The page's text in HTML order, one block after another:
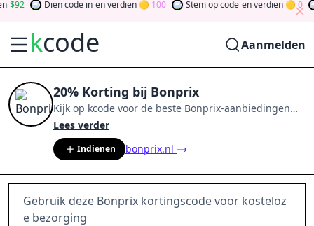
92 Dien code in en verdien 100 Stem op code en verdien 0
kcode Aanmelden
20% Korting bij Bonprix
Kijk op kcode voor de beste Bonprix-aanbiedingen
vanaug 2026
tokens door bij te dragen via stemmen, testen, delen
en meer. Drehen Sie den Glücksklee
Sie Geld
Lees verder
Indienen bonprix.nl
Gebruik deze Bonprix kortingscode voor kosteloz
e bezorging